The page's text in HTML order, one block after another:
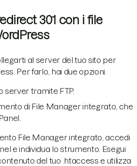
301 con i file
al server del tuo sito per
Per farlo, hai due opzioni.
server tramite FTP.
di File Manager integrato, che
File Manager integrato, accedi
e individua lo strumento. Esegui
del tuo .htaccess e utilizza